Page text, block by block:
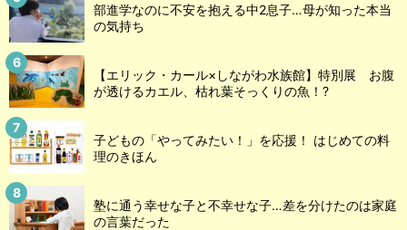
部進学なのに不安を抱える中2息子…母が知った本当
の気持ち
【エリック・カール×しながわ水族館】特別展 お腹
が透けるカエル、枯れ葉そっくりの魚！?
子どもの「やってみたい！」を応援！ はじめての料
理のきほん
塾に通う幸せな子と不幸せな子…差を分けたのは家庭
の言葉だった